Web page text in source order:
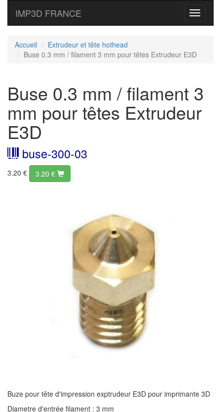
Toggle
IMP3D FRANCE
Accueil
Extrudeur et tête hothead
Buse 0.3 mm / filament 3 mm pour têtes Extrudeur E3D
Buse 0.3 mm / filament 3
mm pour têtes Extrudeur
E3D
buse-300-03
3.20 € 3.20 €
Buze pour tête d'impression exptrudeur E3D pour imprimante 3D
Diametre d'entrée filament : 3 mm